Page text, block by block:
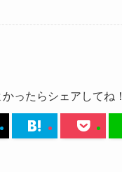
かったらシェアしてね！